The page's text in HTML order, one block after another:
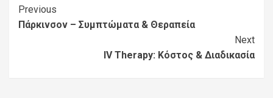
Continue
Reading
Previous
Πάρκινσον – Συμπτώματα & Θεραπεία
Next
IV Therapy: Κόστος & Διαδικασία